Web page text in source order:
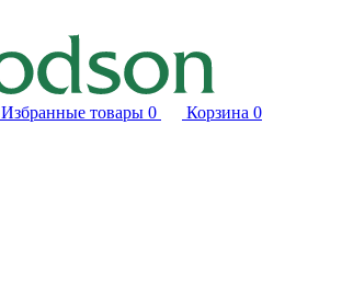
Избранные товары 0 Корзина 0